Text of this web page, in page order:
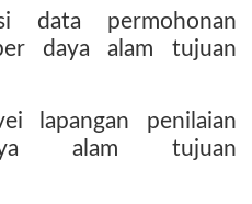
data permohonan
daya alam tujuan
lapangan penilaian
alam tujuan